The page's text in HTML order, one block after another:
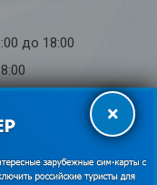
до 18:00
рус­ском языке
×